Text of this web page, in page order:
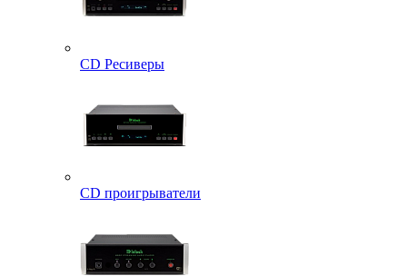
CD Ресиверы
CD проигрыватели